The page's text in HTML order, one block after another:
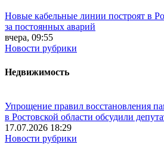
Новые кабельные линии построят в
за постоянных аварий
вчера, 09:55
Новости рубрики
Недвижимость
Упрощение правил восстановления
в Ростовской области обсудили
17.07.2026 18:29
Новости рубрики